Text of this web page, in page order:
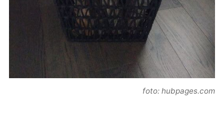
foto: hubpages.com